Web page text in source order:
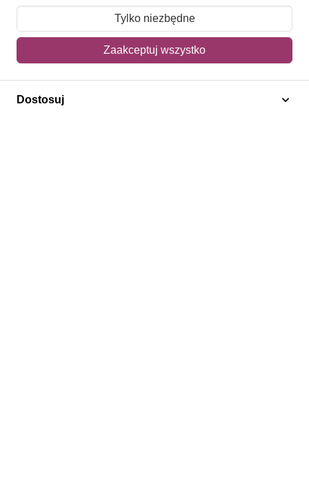
Portrety / Autoportrety
Czad 1978 Mi 835-838 Czyste **
Tylko niezbędne
Zaakceptuj wszystko
Dostosuj